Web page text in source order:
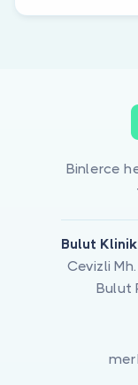
Binlerce
Bulut
Cevizli
Bulut